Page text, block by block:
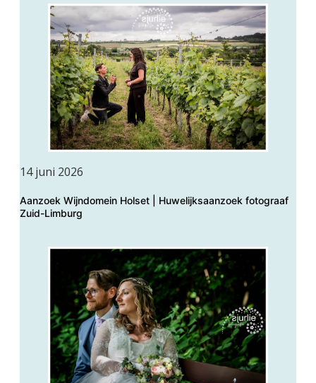
14 juni 2026
Aanzoek Wijndomein Holset | Huwelijksaanzoek fotograaf
Zuid-Limburg